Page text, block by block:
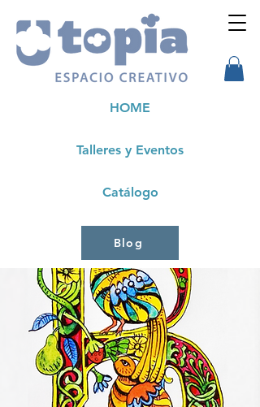
Talleres y Eventos
HOME
Catálogo
Blog